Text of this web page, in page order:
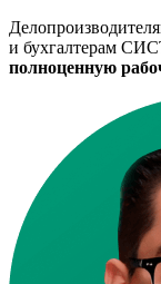
и бухгалтерам
полноценную